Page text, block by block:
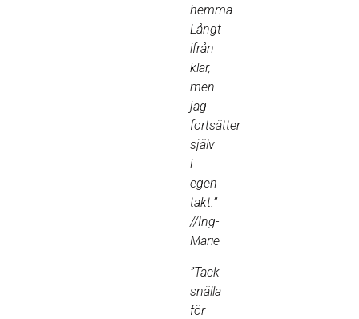
hemma.
Långt
ifrån
klar,
men
jag
fortsätter
själv
i
egen
takt.”
//Ing-
Marie
”Tack
snälla
för